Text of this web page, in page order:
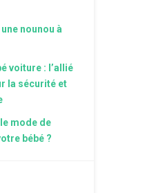
nounou à
voiture : l’allié
la sécurité et
mode de
bébé ?